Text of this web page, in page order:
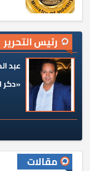
رئيس التحرير
عبد
«دكر
مقالات